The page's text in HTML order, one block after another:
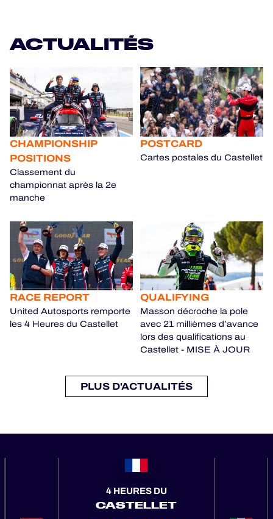
ACTUALITÉS
CHAMPIONSHIP
POSITIONS
Classement du
championnat après la 2e
manche
POSTCARD
Cartes postales du Castellet
RACE REPORT
United Autosports remporte
les 4 Heures du Castellet
QUALIFYING
Masson décroche la pole
avec 21 millièmes d’avance
lors des qualifications au
Castellet - MISE À JOUR
PLUS D'ACTUALITÉS
4 HEURES DU
CASTELLET